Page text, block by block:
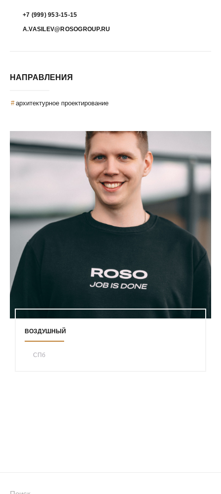
+7 (999) 953-15-15
A.VASILEV@ROSOGROUP.RU
НАПРАВЛЕНИЯ
архитектурное проектирование
ВОЗДУШНЫЙ
СПб